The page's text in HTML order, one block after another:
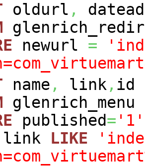
oldurl ,
newurl =
name , link, id
glenrich_menu
published= '1'
link LIKE